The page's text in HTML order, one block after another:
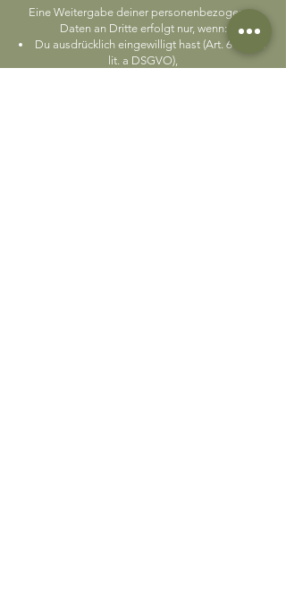
Eine Weitergabe deiner personenbezogenen
Daten an Dritte erfolgt nur, wenn:
Du ausdrücklich eingewilligt hast (Art. 6 Abs. 1
lit. a DSGVO),